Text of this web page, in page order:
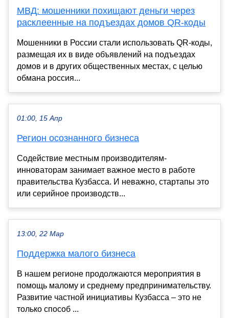
МВД: мошенники похищают деньги через
расклеенные на подъездах домов QR-коды
Мошенники в России стали использовать QR-коды,
размещая их в виде объявлений на подъездах
домов и в других общественных местах, с целью
обмана россия...
01:00, 15 Апр
Регион осознанного бизнеса
Содействие местным производителям-
инноваторам занимает важное место в работе
правительства Кузбасса. И неважно, стартапы это
или серийное производств...
13:00, 22 Мар
Поддержка малого бизнеса
В нашем регионе продолжаются мероприятия в
помощь малому и среднему предпринимательству.
Развитие частной инициативы Кузбасса – это не
только способ ...